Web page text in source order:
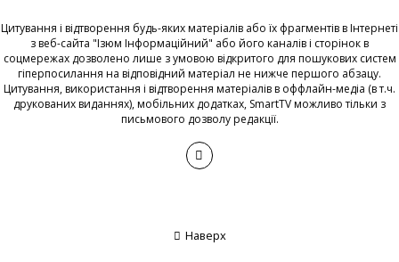
Цитування і відтворення будь-яких матеріалів або їх фрагментів в Інтернеті
з веб-сайта "Ізюм Інформаційний" або його каналів і сторінок в
соцмережах дозволено лише з умовою відкритого для пошукових систем
гіперпосилання на відповідний матеріал не нижче першого абзацу.
Цитування, використання і відтворення матеріалів в оффлайн-медіа (в т.ч.
друкованих виданнях), мобільних додатках, SmartTV можливо тільки з
письмового дозволу редакції.
Наверх